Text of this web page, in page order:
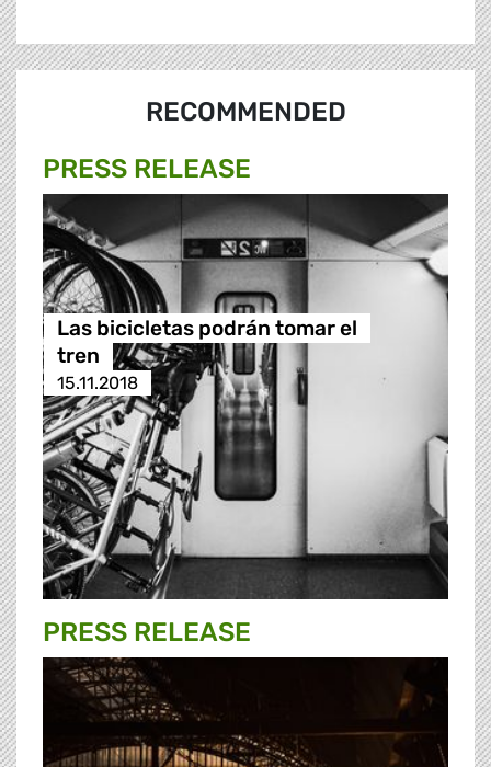
RECOMMENDED
PRESS RELEASE
Las bicicletas podrán tomar el
tren
15.11.2018
PRESS RELEASE